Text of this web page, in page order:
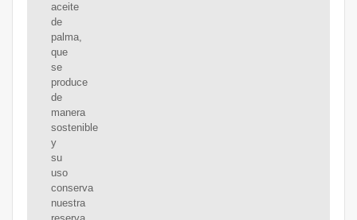
aceite
de
palma,
que
se
produce
de
manera
sostenible
y
su
uso
conserva
nuestra